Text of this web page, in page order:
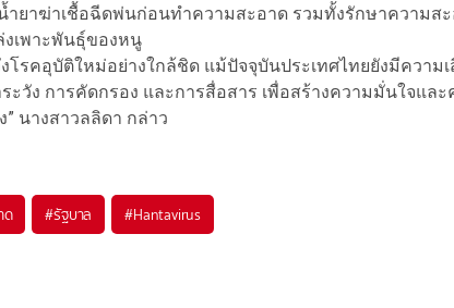
ำยาฆ่าเชื้อฉีดพ่นก่อนทำความสะอาด รวมทั้งรักษาความส
เพาะพันธุ์ของหนู
โรคอุบัติใหม่อย่างใกล้ชิด แม้ปัจจุบันประเทศไทยยังมีความเ
ะวัง การคัดกรอง และการสื่อสาร เพื่อสร้างความมั่นใจและ
นางสาวลลิดา กล่าว
ด #รัฐบาล #Hantavirus